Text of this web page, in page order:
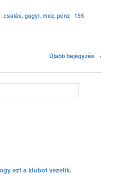
csalás,gagyi,mez,pénz |155
Újabb bejegyzés →
ezt a klubot vezetik.